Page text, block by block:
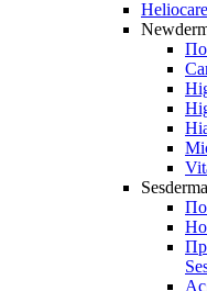
Heliocare
Sesderma